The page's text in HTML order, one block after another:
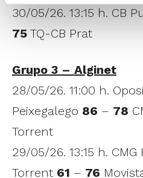
30/05/26. 13:15 h. CB
75 TQ-CB Prat
Grupo 3 – Alginet
28/05/26. 11:00 h.
Peixegalego 86 – 78
Torrent
29/05/26. 13:15 h.
Torrent 61 – 76